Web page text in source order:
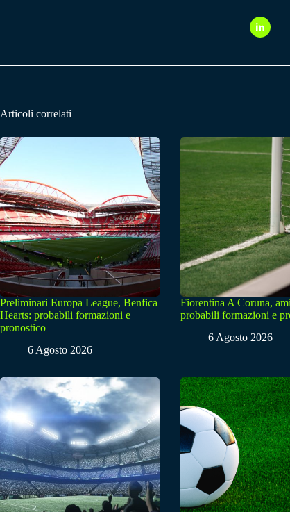
Articoli correlati
Preliminari Europa League, Benfica
Hearts: probabili formazioni e
pronostico
6 Agosto 2026
Fiorentina A Coruna,
probabili formazioni e
6 Agosto 2026